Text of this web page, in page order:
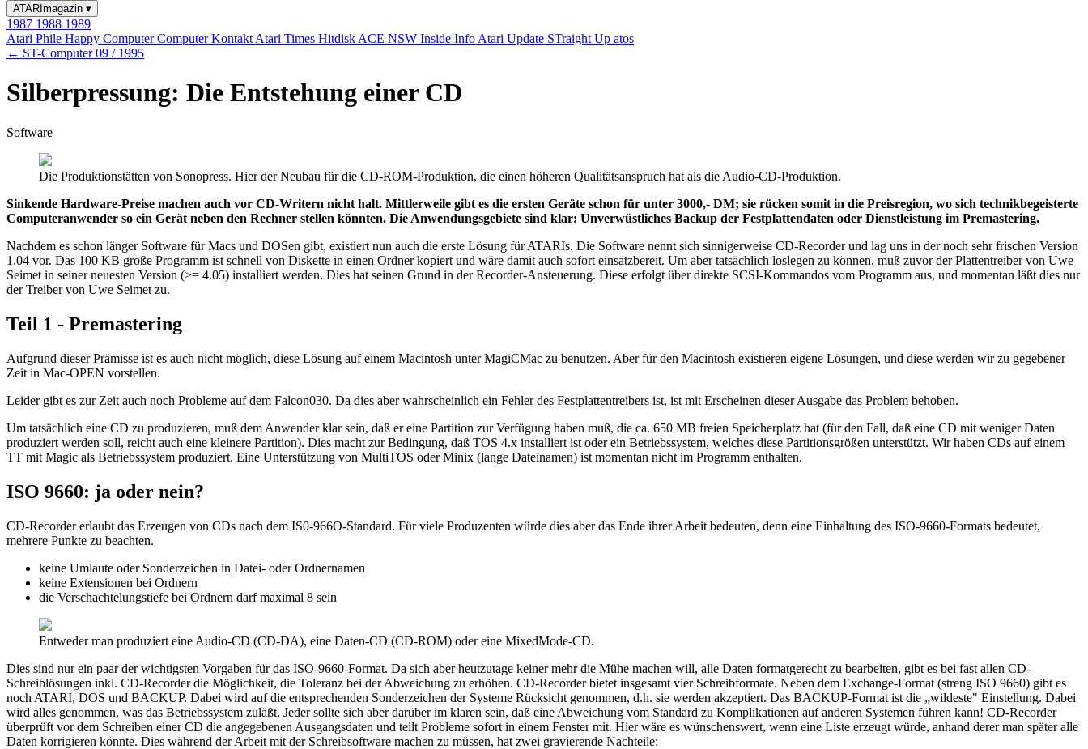
ATARImagazin ▾
1987 1988 1989
Atari Phile Happy ComputerComputer Kontakt Atari Times Hitdisk ACE NSW Inside Info Atari Update STraight Up atos
← ST-Computer 09 / 1995
Silberpressung: Die Entstehung einer CD
Software
Die Produktionstätten von Sonopress. Hier der Neubau für die CD-ROM-Produktion, die einen höheren Qualitätsanspruch hat als die Audio-CD-Produktion.
Sinkende Hardware-Preise machen auch vor CD-Writern nicht halt. Mittlerweile gibt es die ersten Geräte schon für unter 3000,- DM; sie rücken somit in die Preisregion, wo sich technikbegeisterte
Computeranwender so ein Gerät neben den Rechner stellen könnten. Die Anwendungsgebiete sind klar: Unverwüstliches Backup der Festplattendaten oder Dienstleistung im Premastering.
Nachdem es schon länger Software für Macs und DOSen gibt, existiert nun auch die erste Lösung für ATARIs. Die Software nennt sich sinnigerweise CD-Recorder und lag uns in der noch sehr frischen Version
1.04 vor. Das 100 KB große Programm ist schnell von Diskette in einen Ordner kopiert und wäre damit auch sofort einsatzbereit. Um aber tatsächlich loslegen zu können, muß zuvor der Plattentreiber von Uwe
Seimet in seiner neuesten Version (>= 4.05) installiert werden. Dies hat seinen Grund in der Recorder-Ansteuerung. Diese erfolgt über direkte SCSI-Kommandos vom Programm aus, und momentan läßt dies nur
der Treiber von Uwe Seimet zu.
Teil 1 - Premastering
Aufgrund dieser Prämisse ist es auch nicht möglich, diese Lösung auf einem Macintosh unter MagiCMac zu benutzen. Aber für den Macintosh existieren eigene Lösungen, und diese werden wir zu gegebener
Zeit in Mac-OPEN vorstellen.
Leider gibt es zur Zeit auch noch Probleme auf dem Falcon030. Da dies aber wahrscheinlich ein Fehler des Festplattentreibers ist, ist mit Erscheinen dieser Ausgabe das Problem behoben.
Um tatsächlich eine CD zu produzieren, muß dem Anwender klar sein, daß er eine Partition zur Verfügung haben muß, die ca. 650 MB freien Speicherplatz hat (für den Fall, daß eine CD mit weniger Daten
produziert werden soll, reicht auch eine kleinere Partition). Dies macht zur Bedingung, daß TOS 4.x installiert ist oder ein Betriebssystem, welches diese Partitionsgrößen unterstützt. Wir haben CDs auf einem
TT mit Magic als Betriebssystem produziert. Eine Unterstützung von MultiTOS oder Minix (lange Dateinamen) ist momentan nicht im Programm enthalten.
ISO 9660: ja oder nein?
CD-Recorder erlaubt das Erzeugen von CDs nach dem IS0-966O-Standard. Für viele Produzenten würde dies aber das Ende ihrer Arbeit bedeuten, denn eine Einhaltung des ISO-9660-Formats bedeutet,
mehrere Punkte zu beachten.
keine Umlaute oder Sonderzeichen in Datei- oder Ordnernamen
keine Extensionen bei Ordnern
die Verschachtelungstiefe bei Ordnern darf maximal 8 sein
Entweder man produziert eine Audio-CD (CD-DA), eine Daten-CD (CD-ROM) oder eine MixedMode-CD.
Dies sind nur ein paar der wichtigsten Vorgaben für das ISO-9660-Format. Da sich aber heutzutage keiner mehr die Mühe machen will, alle Daten formatgerecht zu bearbeiten, gibt es bei fast allen CD-
Schreiblösungen inkl. CD-Recorder die Möglichkeit, die Toleranz bei der Abweichung zu erhöhen. CD-Recorder bietet insgesamt vier Schreibformate. Neben dem Exchange-Format (streng ISO 9660) gibt es
noch ATARI, DOS und BACKUP. Dabei wird auf die entsprechenden Sonderzeichen der Systeme Rücksicht genommen, d.h. sie werden akzeptiert. Das BACKUP-Format ist die „wildeste" Einstellung. Dabei
wird alles genommen, was das Betriebssystem zuläßt. Jeder sollte sich aber darüber im klaren sein, daß eine Abweichung vom Standard zu Komplikationen auf anderen Systemen führen kann! CD-Recorder
überprüft vor dem Schreiben einer CD die angegebenen Ausgangsdaten und teilt Probleme sofort in einem Fenster mit. Hier wäre es wünschenswert, wenn eine Liste erzeugt würde, anhand derer man später alle
Daten korrigieren könnte. Dies während der Arbeit mit der Schreibsoftware machen zu müssen, hat zwei gravierende Nachteile: